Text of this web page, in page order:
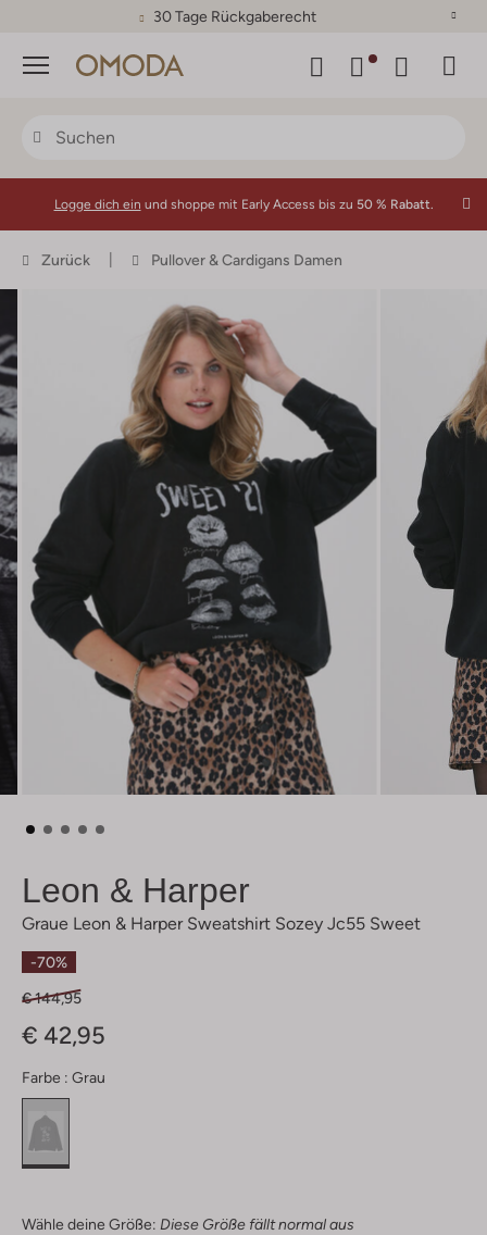
30 Tage Rückgaberecht
Menü
Logge dich ein und shoppe mit Early Access bis zu 50 % Rabatt.
Zurück Pullover & Cardigans Damen
Leon & Harper
Graue Leon & Harper Sweatshirt Sozey Jc55 Sweet
-70%
€ 144,95
€ 42,95
Farbe : Grau
Wähle deine Größe: Diese Größe fällt normal aus